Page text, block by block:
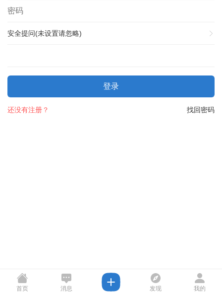
安全提问(未设置请忽略)
登录
找回密码
还没有注册？
首页 消息 发现 我的